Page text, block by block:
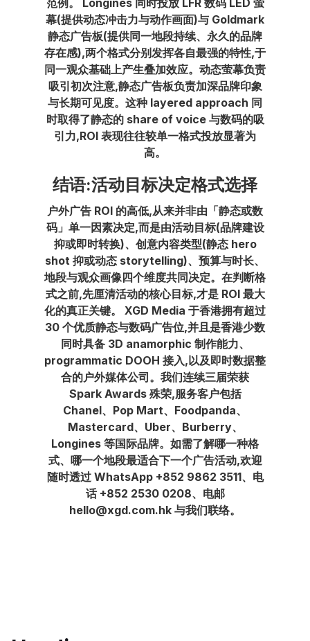
幕(提供动态冲击力与动作画面)与 Goldmark
静态广告板(提供同一地段持续、永久的品牌
存在感),两个格式分别发挥各自最强的特性,于
同一观众基础上产生叠加效应。动态萤幕负责
吸引初次注意,静态广告板负责加深品牌印象
与长期可见度。这种 layered approach 同
时取得了静态的 share of voice 与数码的吸
引力,ROI 表现往往较单一格式投放显著为
高。
结语:活动目标决定格式选择
户外广告 ROI 的高低,从来并非由「静态或数
码」单一因素决定,而是由活动目标(品牌建设
抑或即时转换)、创意内容类型(静态 hero
shot 抑或动态 storytelling)、预算与时长、
地段与观众画像四个维度共同决定。在判断格
式之前,先厘清活动的核心目标,才是 ROI 最大
化的真正关键。 XGD Media 于香港拥有超过
30 个优质静态与数码广告位,并且是香港少数
同时具备 3D anamorphic 制作能力、
programmatic DOOH 接入,以及即时数据整
合的户外媒体公司。我们连续三届荣获
Spark Awards 殊荣,服务客户包括
Chanel、Pop Mart、Foodpanda、
Mastercard、Uber、Burberry、
Longines 等国际品牌。如需了解哪一种格
式、哪一个地段最适合下一个广告活动,欢迎
随时透过 WhatsApp +852 9862 3511、电
话 +852 2530 0208、电邮
hello@xgd.com.hk 与我们联络。